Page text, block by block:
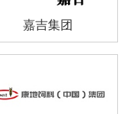
嘉吉集团